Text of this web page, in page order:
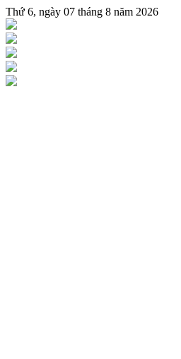
Thứ 6, ngày 07 tháng 8 năm 2026